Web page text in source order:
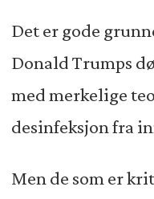
Det er gode
Donald Trumps
med merkelige
desinfeksjon fra
Men de som er